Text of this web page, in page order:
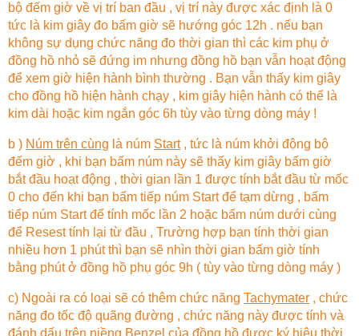
bộ đếm giờ về vị trí ban đầu , vị trí này được xác định là 0
tức là kim giây đo bấm giờ sẽ hướng góc 12h . nếu bạn
không sự dụng chức năng đo thời gian thì các kim phụ ở
đồng hồ nhỏ sẽ đứng im nhưng đồng hồ bạn vẫn hoạt động
để xem giờ hiện hành bình thường . Bạn vẫn thấy kim giây
cho đồng hồ hiện hành chạy , kim giây hiện hành có thể là
kim dài hoặc kim ngắn góc 6h tùy vào từng dòng máy !
b ) Núm trên cùng là núm Start, tức là núm khởi động bộ
đếm giờ , khi bạn bấm núm này sẽ thấy kim giây bấm giờ
bắt đầu hoạt động , thời gian lần 1 được tính bắt đầu từ mốc
0 cho đến khi bạn bấm tiếp núm Start để tạm dừng , bấm
tiếp núm Start để tính mốc lần 2 hoặc bấm núm dưới cùng
để Resest tính lại từ đầu , Trường hợp bạn tính thời gian
nhiều hơn 1 phút thì bạn sẽ nhìn thời gian bấm giờ tính
bằng phút ở đồng hồ phụ góc 9h ( tùy vào từng dòng máy )
c) Ngoài ra có loại sẽ có thêm chức năng Tachymater , chức
năng đo tốc độ quãng đường , chức năng này được tính và
đánh dấu trên niềng Benzel của đồng hồ được ký hiệu thời